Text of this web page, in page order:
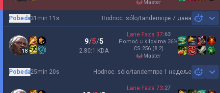
master
Hodnoc. sólo/tandemпре 7 дана
Pobeda31min 11s
18
9/5/5
2.80:1 KDA
Lane Faza 37:63
Pomoć u kilovima 36%
CS 256 (8.2)
master
Hodnoc. sólo/tandemпре 1 недеље
Pobeda25min 20s
Lane Faza 73:27